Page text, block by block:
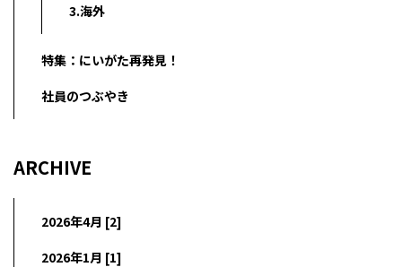
3.海外
特集：にいがた再発見！
社員のつぶやき
ARCHIVE
2026年4月 [2]
2026年1月 [1]